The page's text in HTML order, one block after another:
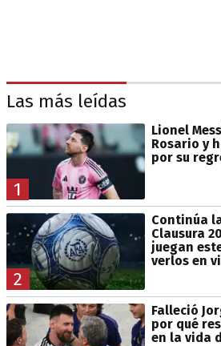
Las más leídas
1
Lionel
Rosario y
por su
2
Continúa
Clausura
juegan
verlos en
Falleció
por qué
en la vida